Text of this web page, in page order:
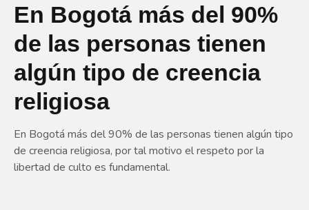
En Bogotá más del 90%
de las personas tienen
algún tipo de creencia
religiosa
En Bogotá más del 90% de las personas tienen algún tipo
de creencia religiosa, por tal motivo el respeto por la
libertad de culto es fundamental.